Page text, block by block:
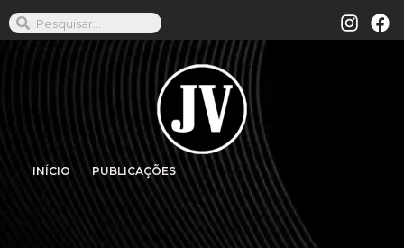
INÍCIO PUBLICAÇÕES